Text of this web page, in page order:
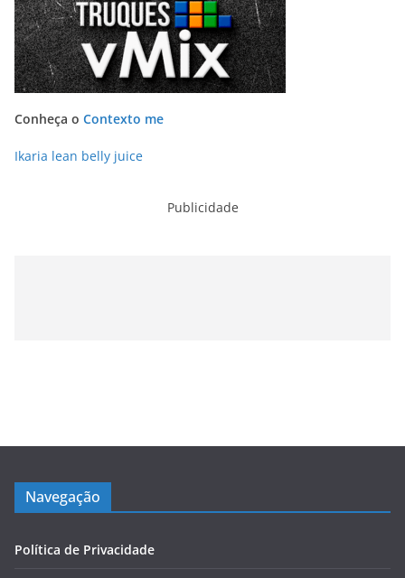
Conheça o Contexto me
Ikaria lean belly juice
Publicidade
Navegação
Política de Privacidade